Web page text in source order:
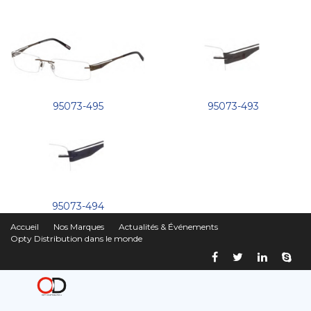
95073-495 95073-493
95073-494
Accueil Nos Marques
Actualités & Événements
Opty Distribution dans le monde